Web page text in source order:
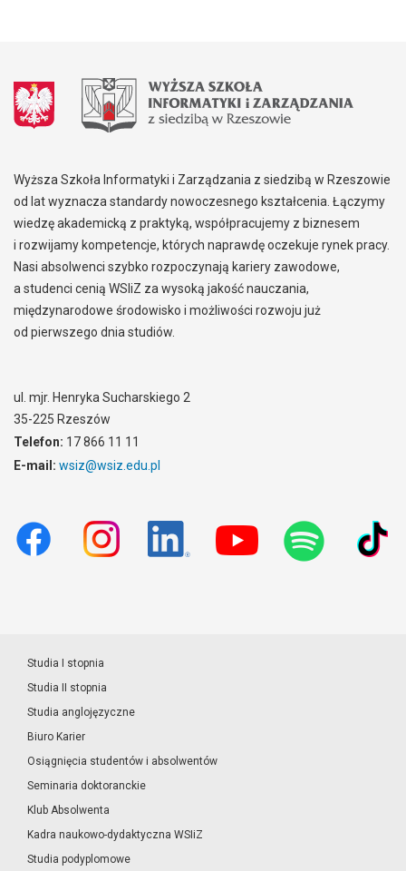
Wyższa Szkoła Informatyki i Zarządzania z siedzibą w Rzeszowie
od lat wyznacza standardy nowoczesnego kształcenia. Łączymy
wiedzę akademicką z praktyką, współpracujemy z biznesem
i rozwijamy kompetencje, których naprawdę oczekuje rynek pracy.
Nasi absolwenci szybko rozpoczynają kariery zawodowe,
a studenci cenią WSIiZ za wysoką jakość nauczania,
międzynarodowe środowisko i możliwości rozwoju już
od pierwszego dnia studiów.
ul. mjr. Henryka Sucharskiego 2
35-225 Rzeszów
Telefon: 17 866 11 11
E-mail: wsiz@wsiz.edu.pl
Studia I stopnia
Studia II stopnia
Studia anglojęzyczne
Biuro Karier
Osiągnięcia studentów i absolwentów
Seminaria doktoranckie
Klub Absolwenta
Kadra naukowo-dydaktyczna WSIiZ
Studia podyplomowe